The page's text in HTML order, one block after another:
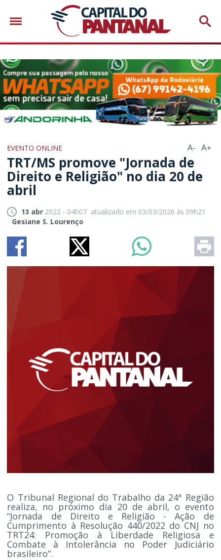
EVENTO ONLINE A- A+
TRT/MS promove "Jornada de
Direito e Religião" no dia 20 de
abril
13 abr 2022 - 04h07 atualizado em 03/03/2026 às 09h21
Gesiane S. Lourenço
O Tribunal Regional do Trabalho da 24ª Região
realiza, no próximo dia 20 de abril, o evento
“Jornada de Direito e Religião - Ação de
Cumprimento à Resolução 440/2022 do CNJ no
TRT24: Promoção à Liberdade Religiosa e
Combate à Intolerância no Poder Judiciário
brasileiro”.